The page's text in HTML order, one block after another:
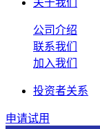
关于我们
公司介绍
联系我们
加入我们
投资者关系
申请试用